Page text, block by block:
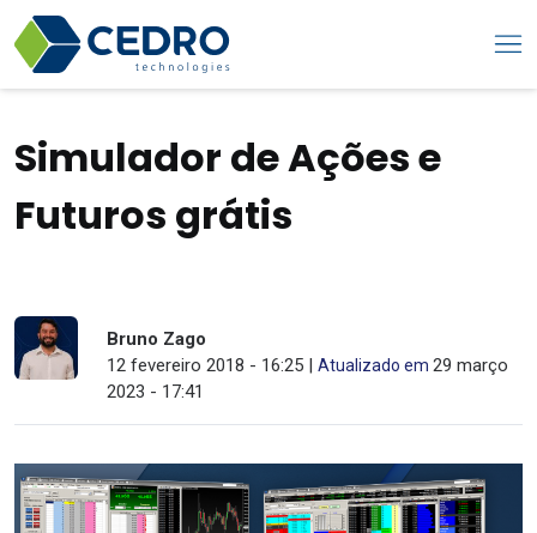
Simulador de Ações e
Futuros grátis
Bruno Zago
12 fevereiro 2018 - 16:25 | Atualizado em 29 março
2023 - 17:41